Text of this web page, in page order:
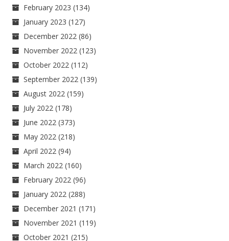
February 2023 (134)
January 2023 (127)
December 2022 (86)
November 2022 (123)
October 2022 (112)
September 2022 (139)
August 2022 (159)
July 2022 (178)
June 2022 (373)
May 2022 (218)
April 2022 (94)
March 2022 (160)
February 2022 (96)
January 2022 (288)
December 2021 (171)
November 2021 (119)
October 2021 (215)